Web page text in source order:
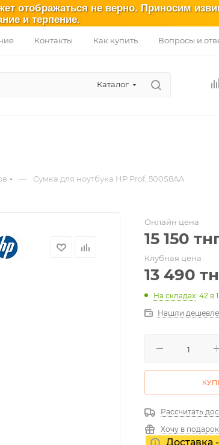
отображаться не верно. Приносим
и терпение.
Контакты Как купить Вопросы и
Каталог
— Сумка для ноутбука HP Prof, 500S8AA
Онлайн цена
15 150
Клубная цена
13 490
На складах: 42 в
Нашли
Рассчитать
Хочу в подарок
Доставка